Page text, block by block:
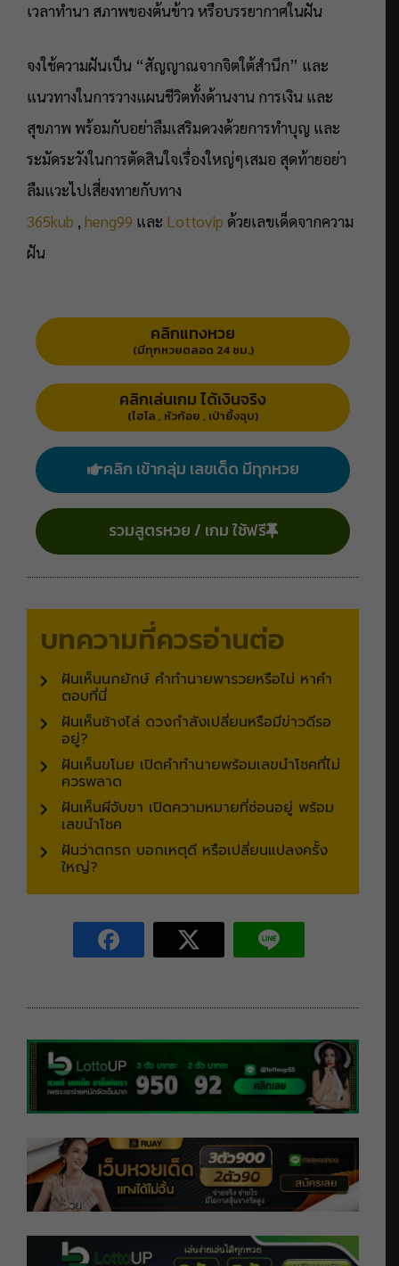
เวลาทำนา สภาพของต้นข้าว หรือบรรยากาศในฝัน
จงใช้ความฝันเป็น “สัญญาณจากจิตใต้สำนึก” และ
แนวทางในการวางแผนชีวิตทั้งด้านงาน การเงิน และ
สุขภาพ พร้อมกับอย่าลืมเสริมดวงด้วยการทำบุญ และ
ระมัดระวังในการตัดสินใจเรื่องใหญ่ๆเสมอ สุดท้ายอย่า
ลืมแวะไปเสี่ยงทายกับทาง
365kub , heng99 และ Lottovip ด้วยเลขเด็ดจากความ
ฝัน
คลิกแทงหวย
(มีทุกหวยตลอด 24 ชม.)
คลิกเล่นเกม ได้เงินจริง
(ไฮโล , หัวก้อย , เป่ายิ้งฉุบ)
คลิก เข้ากลุ่ม เลขเด็ด มีทุกหวย
รวมสูตรหวย / เกม ใช้ฟรี
บทความที่ควรอ่านต่อ
ฝันเห็นนกยักษ์ คำทำนายพารวยหรือไม่ หาคำ
ตอบที่นี่
ฝันเห็นช้างไล่ ดวงกำลังเปลี่ยนหรือมีข่าวดีรอ
อยู่?
ฝันเห็นขโมย เปิดคำทำนายพร้อมเลขนำโชคที่ไม่
ควรพลาด
ฝันเห็นผีจับขา เปิดความหมายที่ซ่อนอยู่ พร้อม
เลขนำโชค
ฝันว่าตกรถ บอกเหตุดี หรือเปลี่ยนแปลงครั้ง
ใหญ่?